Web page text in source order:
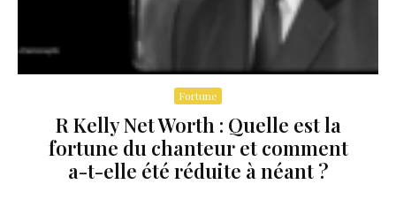
Fortune
R Kelly Net Worth : Quelle est la
fortune du chanteur et comment
a-t-elle été réduite à néant ?